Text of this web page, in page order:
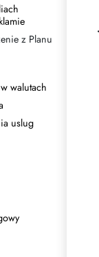
z Planu
walutach
uslug